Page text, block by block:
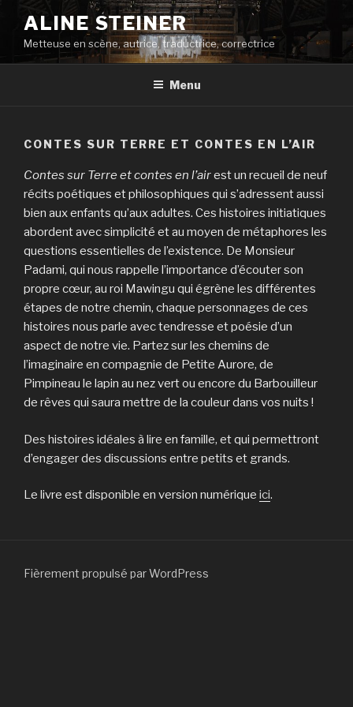
contenu
principal
ALINE STEINER
Metteuse en scène, autrice, traductrice, correctrice
Menu
CONTES SUR TERRE ET CONTES EN L’AIR
Contes sur Terre et contes en l’airest un recueil de neuf
récits poétiques et philosophiques qui s’adressent aussi
bien aux enfants qu’aux adultes. Ces histoires initiatiques
abordent avec simplicité et au moyen de métaphores les
questions essentielles de l’existence. De Monsieur
Padami, qui nous rappelle l’importance d’écouter son
propre cœur, au roi Mawingu qui égrène les différentes
étapes de notre chemin, chaque personnages de ces
histoires nous parle avec tendresse et poésie d’un
aspect de notre vie. Partez sur les chemins de
l’imaginaire en compagnie de Petite Aurore, de
Pimpineau le lapin au nez vert ou encore du Barbouilleur
de rêves qui saura mettre de la couleur dans vos nuits !
Des histoires idéales à lire en famille, et qui permettront
d’engager des discussions entre petits et grands.
Le livre est disponible en version numérique ici.
Fièrement propulsé par WordPress